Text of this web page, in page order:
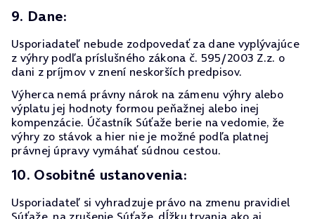
9. Dane:
Usporiadateľ nebude zodpovedať za dane vyplývajúce
z výhry podľa príslušného zákona č. 595/2003 Z.z. o
dani z príjmov v znení neskorších predpisov.
Výherca nemá právny nárok na zámenu výhry alebo
výplatu jej hodnoty formou peňažnej alebo inej
kompenzácie. Účastník Súťaže berie na vedomie, že
výhry zo stávok a hier nie je možné podľa platnej
právnej úpravy vymáhať súdnou cestou.
10. Osobitné ustanovenia:
Usporiadateľ si vyhradzuje právo na zmenu pravidiel